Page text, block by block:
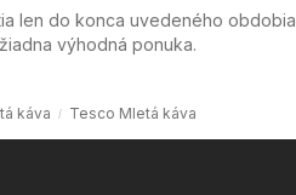
len do konca uvedeného
výhodná ponuka.
káva Tesco Mletá káva